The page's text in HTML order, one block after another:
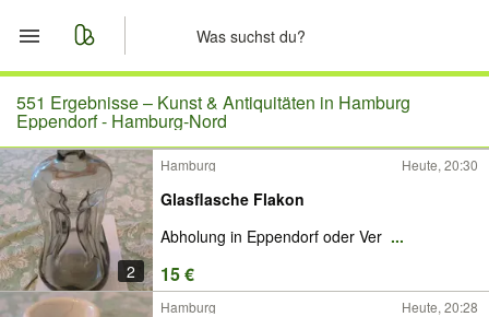
Start
Merkliste
Nachrichten
Anzeige aufgeben
551 Ergebnisse – Kunst & Antiquitäten in Hamburg
Eppendorf - Hamburg-Nord
2
Hamburg Heute, 20:30
Glasflasche Flakon
Abholung in Eppendorf oder Ver ...
15 €
Hamburg Heute, 20:28